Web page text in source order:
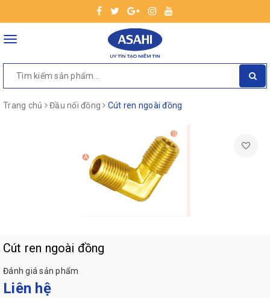
Toggle
Trang chủ Đầu nối đồng Cút ren ngoài đồng
Cút ren ngoài đồng
Đánh giá sản phẩm
Liên hệ